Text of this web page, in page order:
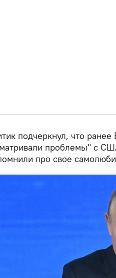
подчеркнул, что
проблемы" с
про свое